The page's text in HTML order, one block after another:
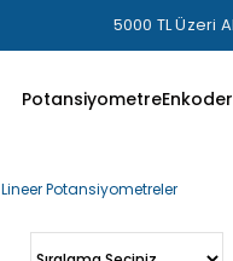
5000 TL Üzeri
PotansiyometreEnkoder
Lineer Potansiyometreler